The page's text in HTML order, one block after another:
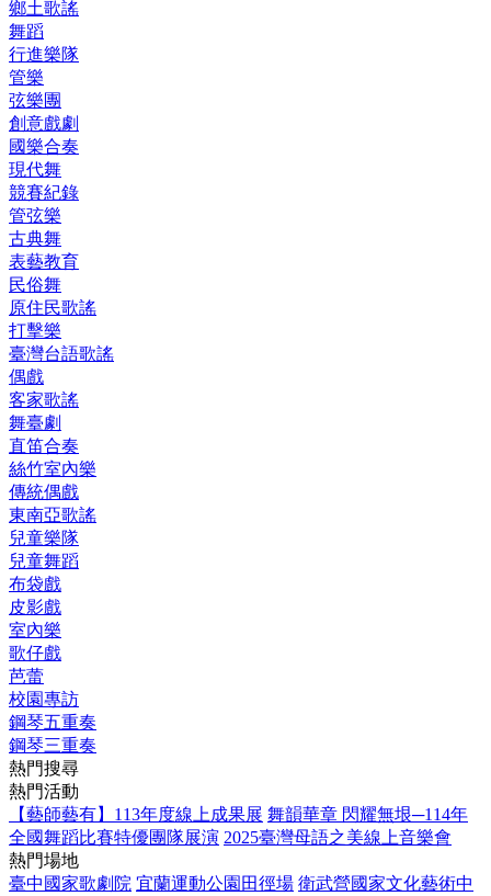
鄉土歌謠
舞蹈
行進樂隊
管樂
弦樂團
創意戲劇
國樂合奏
現代舞
競賽紀錄
管弦樂
古典舞
表藝教育
民俗舞
原住民歌謠
打擊樂
臺灣台語歌謠
偶戲
客家歌謠
舞臺劇
直笛合奏
絲竹室內樂
傳統偶戲
東南亞歌謠
兒童樂隊
兒童舞蹈
布袋戲
皮影戲
室內樂
歌仔戲
芭蕾
校園專訪
鋼琴五重奏
鋼琴三重奏
熱門搜尋
熱門活動
【藝師藝有】113年度線上成果展 舞韻華章 閃耀無垠─114年
全國舞蹈比賽特優團隊展演 2025臺灣母語之美線上音樂會
熱門場地
臺中國家歌劇院 宜蘭運動公園田徑場 衛武營國家文化藝術中